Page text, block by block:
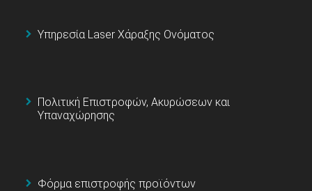
Υπηρεσία Laser Χάραξης Ονόματος
Πολιτική Επιστροφών, Ακυρώσεων και
Υπαναχώρησης
Φόρμα επιστροφής προϊόντων